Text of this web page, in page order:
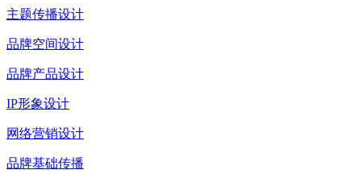
主题传播设计
品牌空间设计
品牌产品设计
IP形象设计
网络营销设计
品牌基础传播